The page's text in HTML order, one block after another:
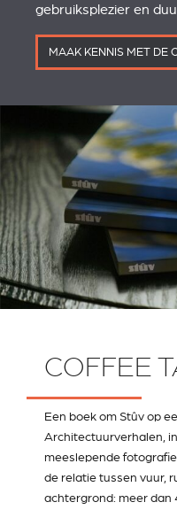
gebruiksplezier en
MAAK KENNIS MET DE
COFFEE
Een boek om Stûv op
Architectuurverhalen,
meeslepende
de relatie tussen vuur,
achtergrond: meer dan